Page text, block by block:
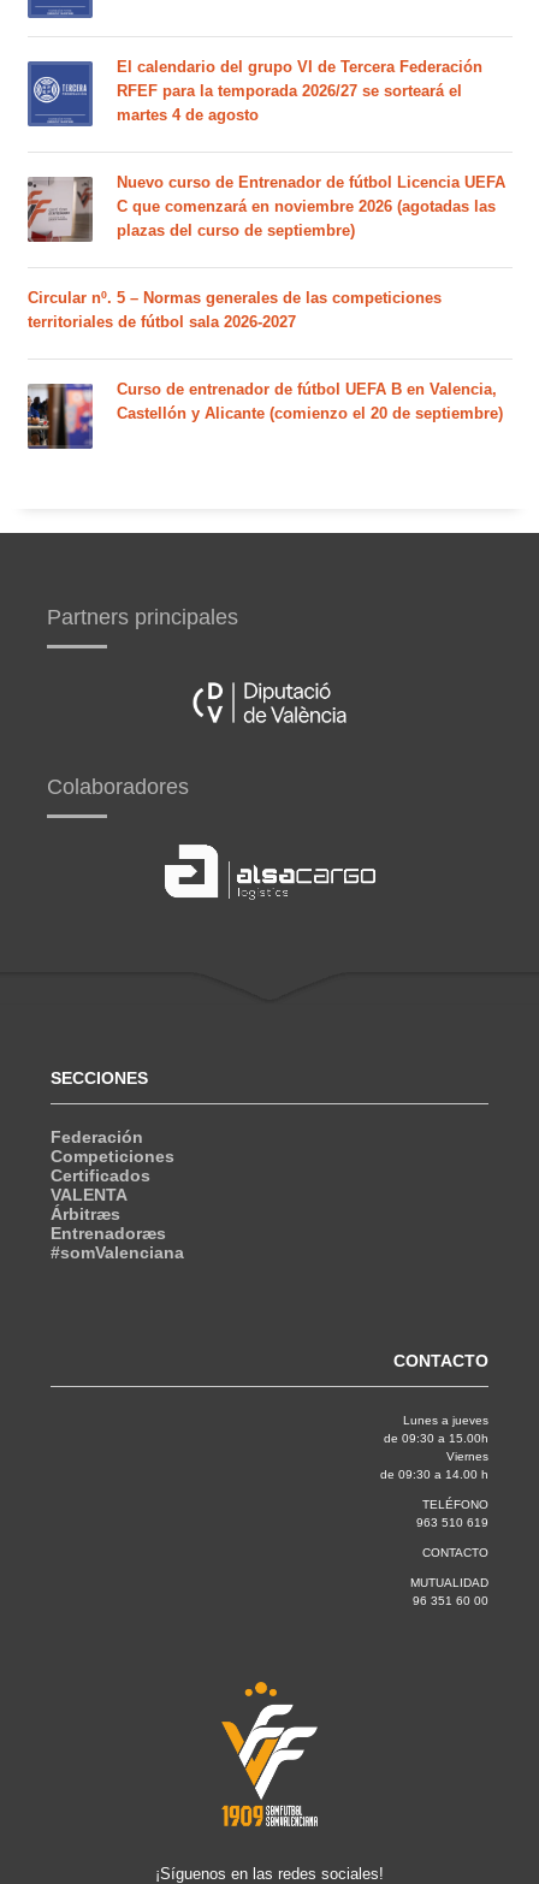
El calendario del grupo VI de Tercera Federación
RFEF para la temporada 2026/27 se sorteará el
martes 4 de agosto
Nuevo curso de Entrenador de fútbol Licencia UEFA
C que comenzará en noviembre 2026 (agotadas las
plazas del curso de septiembre)
Circular nº. 5 – Normas generales de las competiciones
territoriales de fútbol sala 2026-2027
Curso de entrenador de fútbol UEFA B en Valencia,
Castellón y Alicante (comienzo el 20 de septiembre)
Partners principales
Colaboradores
SECCIONES
Federación
Competiciones
Certificados
VALENTA
Árbitræs
Entrenadoræs
#somValenciana
CONTACTO
Lunes a jueves
de 09:30 a 15.00h
Viernes
de 09:30 a 14.00 h
TELÉFONO
963 510 619
CONTACTO
MUTUALIDAD
96 351 60 00
¡Síguenos en las redes sociales!